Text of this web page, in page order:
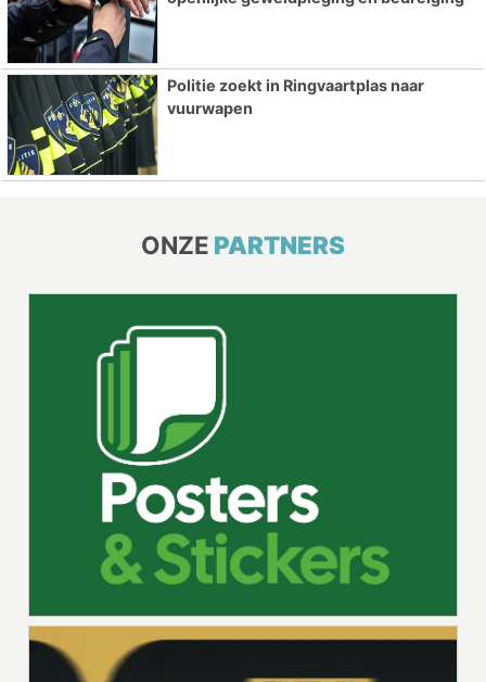
Politie zoekt in Ringvaartplas naar
vuurwapen
ONZE PARTNERS